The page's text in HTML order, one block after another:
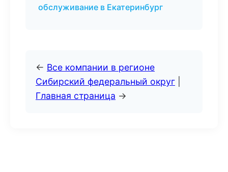
обслуживание в Екатеринбург
← Все компании в регионе
Сибирский федеральный округ
Главная страница →